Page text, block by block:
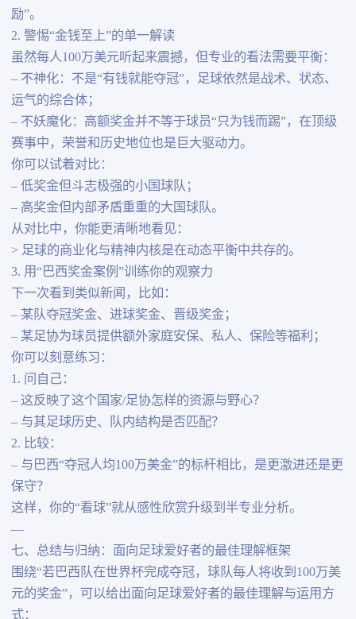
励”。
2. 警惕“金钱至上”的单一解读
虽然每人100万美元听起来震撼，但专业的看法需要平衡：
– 不神化：不是“有钱就能夺冠”，足球依然是战术、状态、
运气的综合体；
– 不妖魔化：高额奖金并不等于球员“只为钱而踢”，在顶级
赛事中，荣誉和历史地位也是巨大驱动力。
你可以试着对比：
– 低奖金但斗志极强的小国球队；
– 高奖金但内部矛盾重重的大国球队。
从对比中，你能更清晰地看见：
> 足球的商业化与精神内核是在动态平衡中共存的。
3. 用“巴西奖金案例”训练你的观察力
下一次看到类似新闻，比如：
– 某队夺冠奖金、进球奖金、晋级奖金；
– 某足协为球员提供额外家庭安保、私人、保险等福利；
你可以刻意练习：
1. 问自己：
– 这反映了这个国家/足协怎样的资源与野心？
– 与其足球历史、队内结构是否匹配？
2. 比较：
– 与巴西“夺冠人均100万美金”的标杆相比，是更激进还是更
保守？
这样，你的“看球”就从感性欣赏升级到半专业分析。
—
七、总结与归纳：面向足球爱好者的最佳理解框架
围绕“若巴西队在世界杯完成夺冠，球队每人将收到100万美
元的奖金”，可以给出面向足球爱好者的最佳理解与运用方
式：